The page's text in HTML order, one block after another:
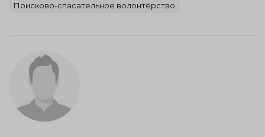
Поисково-спасательное волонтёрство